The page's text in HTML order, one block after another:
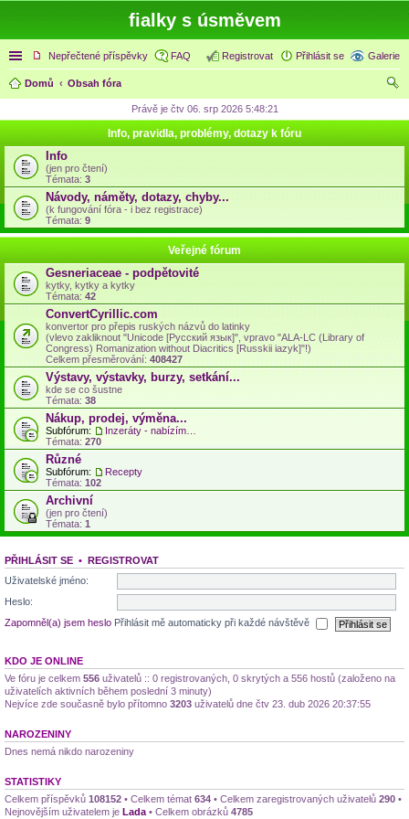
fialky s úsměvem
Rychlé odkazy
Nepřečtené příspěvky Galerie
FAQ Přihlásit se
Registrovat
Domů
Obsah fóra
Právě je čtv 06. srp 2026 5:48:21
Info, pravidla, problémy, dotazy k fóru
Info
(jen pro čtení)
Témata: 3
Návody, náměty, dotazy, chyby...
(k fungování fóra - i bez registrace)
Témata: 9
Veřejné fórum
Gesneriaceae - podpětovité
kytky, kytky a kytky
Témata: 42
ConvertCyrillic.com
konvertor pro přepis ruských názvů do latinky
(vlevo zakliknout "Unicode [Русский язык]", vpravo "ALA-LC (Library of
Congress) Romanization without Diacritics [Russkii iazyk]"!)
Celkem přesměrování:408427
Výstavy, výstavky, burzy, setkání...
kde se co šustne
Témata: 38
Nákup, prodej, výměna...
Subfórum:
Témata: 270
Různé
Subfórum:
Recepty
Témata: 102
Archivní
(jen pro čtení)
Témata: 1
PŘIHLÁSIT SE • REGISTROVAT
Uživatelské jméno:
Heslo:
Zapomněl(a) jsem heslo Přihlásit mě automaticky při každé návštěvě
KDO JE ONLINE
Ve fóru je celkem 556 uživatelů :: 0 registrovaných, 0 skrytých a 556 hostů (založeno na
uživatelích aktivních během poslední 3 minuty)
Nejvíce zde současně bylo přítomno 3203 uživatelů dne čtv 23. dub 2026 20:37:55
NAROZENINY
Dnes nemá nikdo narozeniny
STATISTIKY
Celkem příspěvků 108152 • Celkem témat 634 • Celkem zaregistrovaných uživatelů 290 •
Nejnovějším uživatelem je Lada • Celkem obrázků 4785